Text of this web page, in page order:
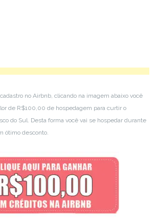
no Airbnb, clicando na imagem abaixo você
de R$100,00 de hospedagem para curtir o
do Sul. Desta forma você vai se hospedar durante
ótimo desconto.